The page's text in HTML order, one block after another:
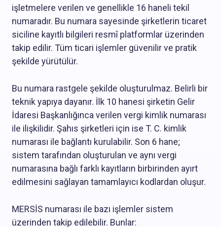
işletmelere verilen ve genellikle 16 haneli tekil
numaradır. Bu numara sayesinde şirketlerin ticaret
siciline kayıtlı bilgileri resmî platformlar üzerinden
takip edilir. Tüm ticari işlemler güvenilir ve pratik
şekilde yürütülür.
Bu numara rastgele şekilde oluşturulmaz. Belirli bir
teknik yapıya dayanır. İlk 10 hanesi şirketin Gelir
İdaresi Başkanlığınca verilen vergi kimlik numarası
ile ilişkilidir. Şahıs şirketleri için ise T. C. kimlik
numarası ile bağlantı kurulabilir. Son 6 hane;
sistem tarafından oluşturulan ve aynı vergi
numarasına bağlı farklı kayıtların birbirinden ayırt
edilmesini sağlayan tamamlayıcı kodlardan oluşur.
MERSİS numarası ile bazı işlemler sistem
üzerinden takip edilebilir. Bunlar: